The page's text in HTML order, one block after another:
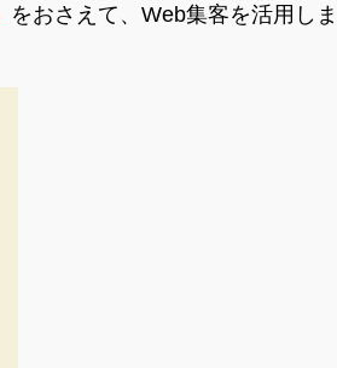
をおさえて、Web集客を活用しま